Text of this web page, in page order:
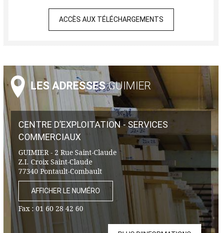
ACCÈS AUX TÉLÉCHARGEMENTS
LES ADRESSESGUIMIER
CENTRE D’EXPLOITATION - SERVICES
COMMERCIAUX
GUIMIER - 2 Rue Saint-Claude
Z.I. Croix Saint-Claude
77340 Pontault-Combault
AFFICHER LE NUMÉRO
Fax : 01 60 28 42 60